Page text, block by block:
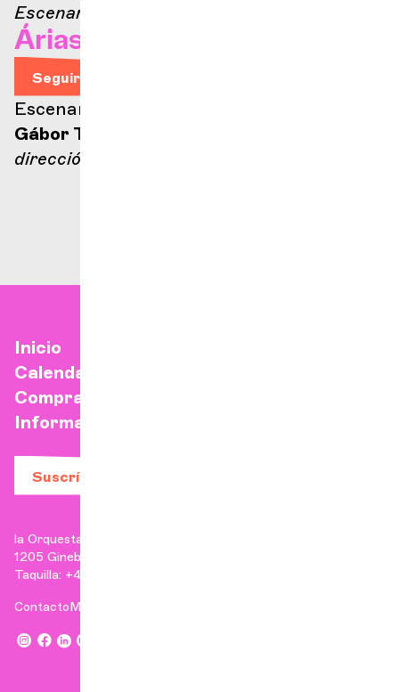
Escenario Ella Fitzgerald
Árias de ópera
Seguir leyendo
Escenario Ella Fitzgerald
Gábor Takács-Nagy
dirección
Inicio
Calendario
Comprar una entrada
Información práctica
Suscríbase a nuestro boletín
la Orquesta de Cámara de Ginebra
1205 Ginebra
Taquilla: +41 22 807 17 90 | Administración: +41 22 807 17 96
ContactoMenciones legales